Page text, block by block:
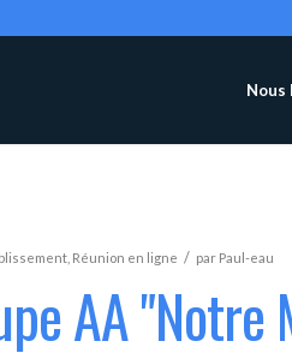
Nous
Réunion en ligne / par Paul-eau
AA "Notre